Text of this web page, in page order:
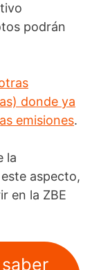
podrán
donde ya
emisiones.
la
aspecto,
en la ZBE